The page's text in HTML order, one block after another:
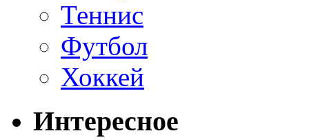
Теннис
Футбол
Хоккей
Интересное